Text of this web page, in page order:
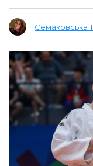
Семаковська